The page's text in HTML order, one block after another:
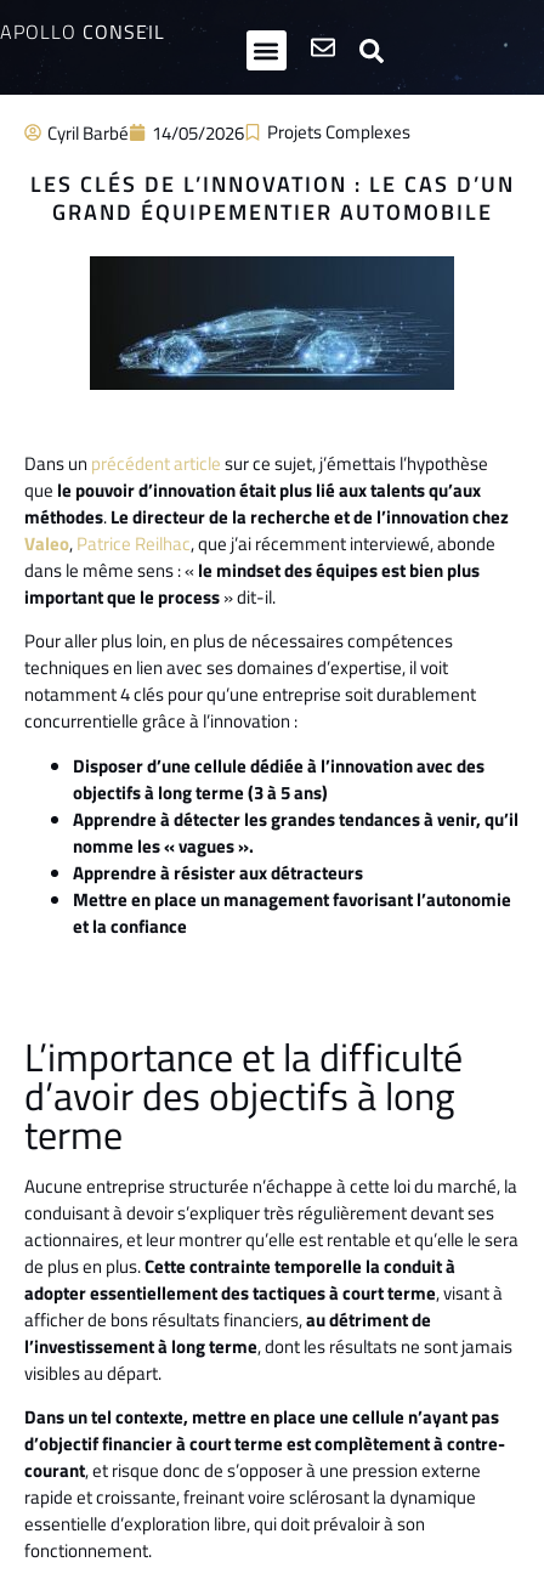
APOLLO CONSEIL
Cyril Barbé 14/05/2026 Projets Complexes
LES CLÉS DE L’INNOVATION : LE CAS D’UN
GRAND ÉQUIPEMENTIER AUTOMOBILE
Dans un précédent articlesur ce sujet, j’émettais l’hypothèse
que le pouvoir d’innovation était plus lié aux talents qu’aux
méthodes.Le directeur de la recherche et de l’innovation chez
Valeo,Patrice Reilhac, que j’ai récemment interviewé, abonde
dans le même sens : « le mindset des équipes est bien plus
important que le process» dit-il.
Pour aller plus loin, en plus de nécessaires compétences
techniques en lien avec ses domaines d’expertise, il voit
notamment 4 clés pour qu’une entreprise soit durablement
concurrentielle grâce à l’innovation :
Disposer d’une cellule dédiée à l’innovation avec des
objectifs à long terme (3 à 5 ans)
Apprendre à détecter les grandes tendances à venir, qu’il
nomme les « vagues ».
Apprendre à résister aux détracteurs
Mettre en place un management favorisant l’autonomie
et la confiance
L’importance et la difficulté
d’avoir des objectifs à long
terme
Aucune entreprise structurée n’échappe à cette loi du marché, la
conduisant à devoir s’expliquer très régulièrement devant ses
actionnaires, et leur montrer qu’elle est rentable et qu’elle le sera
de plus en plus.Cette contrainte temporelle la conduit à
adopter essentiellement des tactiques à court terme, visant à
afficher de bons résultats financiers,au détriment de
l’investissement à long terme, dont les résultats ne sont jamais
visibles au départ.
Dans un tel contexte, mettre en place une cellule n’ayant pas
d’objectif financier à court terme est complètement à contre-
courant, et risque donc de s’opposer à une pression externe
rapide et croissante, freinant voire sclérosant la dynamique
essentielle d’exploration libre, qui doit prévaloir à son
fonctionnement.